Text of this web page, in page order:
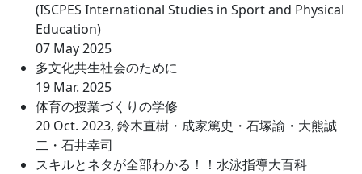
(ISCPES International Studies in Sport and Physical
Education)
07 May 2025
多文化共生社会のために
19 Mar. 2025
体育の授業づくりの学修
20 Oct. 2023, 鈴木直樹・成家篤史・石塚諭・大熊誠
二・石井幸司
スキルとネタが全部わかる！！水泳指導大百科